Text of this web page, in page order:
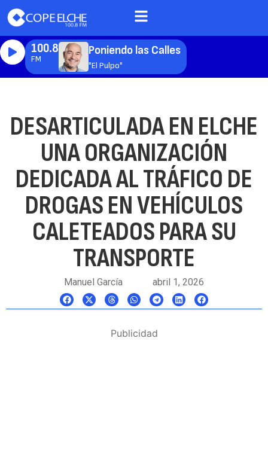
100.8
FM
Poniendo las Calles
"El Pulpo"
DESARTICULADA EN ELCHE
UNA ORGANIZACIÓN
DEDICADA AL TRÁFICO DE
DROGAS EN VEHÍCULOS
CALETEADOS PARA SU
TRANSPORTE
Manuel García abril 1, 2026
Publicidad